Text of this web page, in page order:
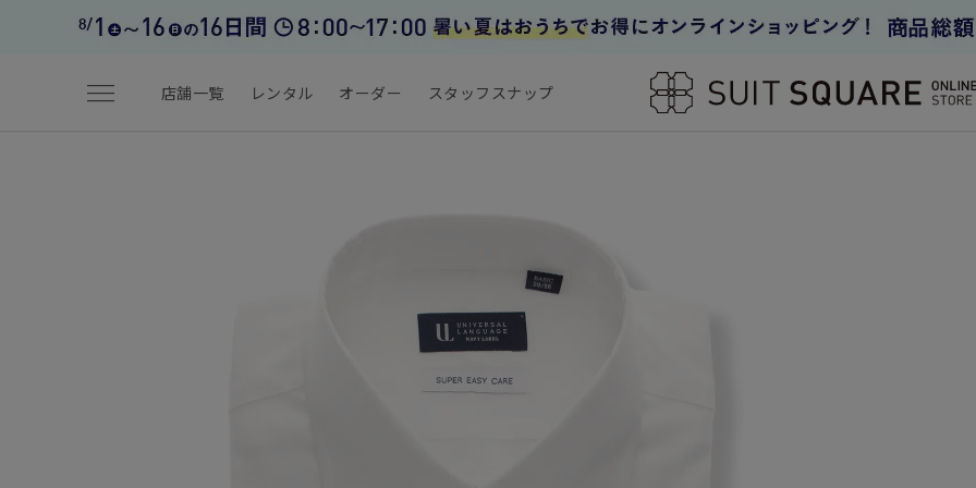
menu 店舗一覧 レンタル オーダー スタッフスナップ